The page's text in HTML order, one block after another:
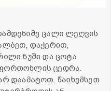
ცალი ლეღვის
დაჭერით,
ნუში და ცოტა
ცედრა.
დაამატოთ. წაიხემსეთ